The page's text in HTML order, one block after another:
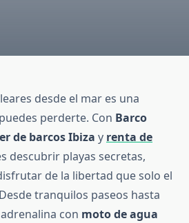
desde el mar es una
perderte. Con Barco
de barcos Ibiza y renta de
descubrir playas secretas,
de la libertad que solo el
tranquilos paseos hasta
con moto de agua